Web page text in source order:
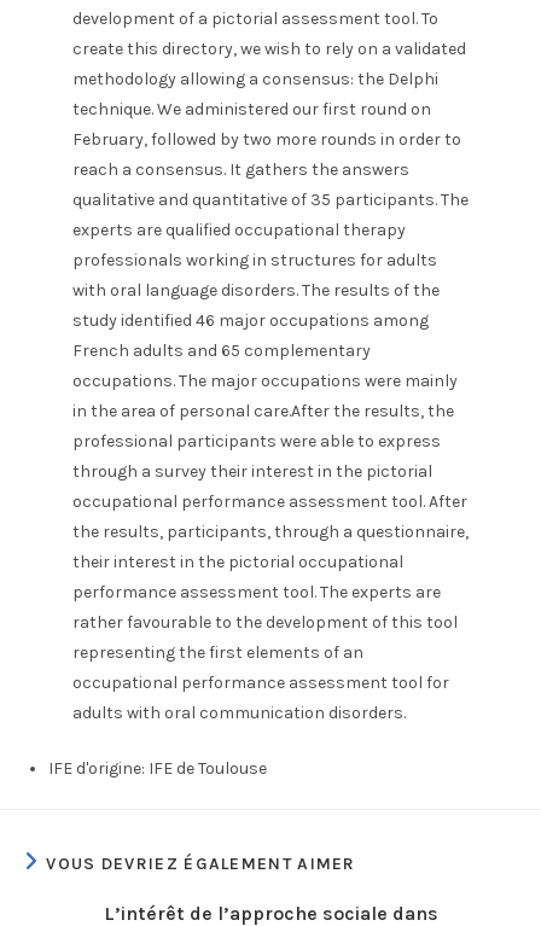
development of a pictorial assessment tool. To
create this directory, we wish to rely on a validated
methodology allowing a consensus: the Delphi
technique. We administered our first round on
February, followed by two more rounds in order to
reach a consensus. It gathers the answers
qualitative and quantitative of 35 participants. The
experts are qualified occupational therapy
professionals working in structures for adults
with oral language disorders. The results of the
study identified 46 major occupations among
French adults and 65 complementary
occupations. The major occupations were mainly
in the area of personal care.After the results, the
professional participants were able to express
through a survey their interest in the pictorial
occupational performance assessment tool. After
the results, participants, through a questionnaire,
their interest in the pictorial occupational
performance assessment tool. The experts are
rather favourable to the development of this tool
representing the first elements of an
occupational performance assessment tool for
adults with oral communication disorders.
IFE d'origine: IFE de Toulouse
VOUS DEVRIEZ ÉGALEMENT AIMER
L’intérêt de l’approche sociale dans